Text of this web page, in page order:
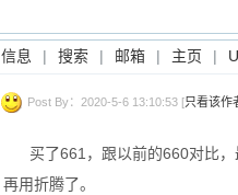
信息 | 搜索 | 邮箱 | 主页 |
Post By：2020-5-6 13:10:53 [只看该作
买了661，跟以前的660对比
再用折腾了。